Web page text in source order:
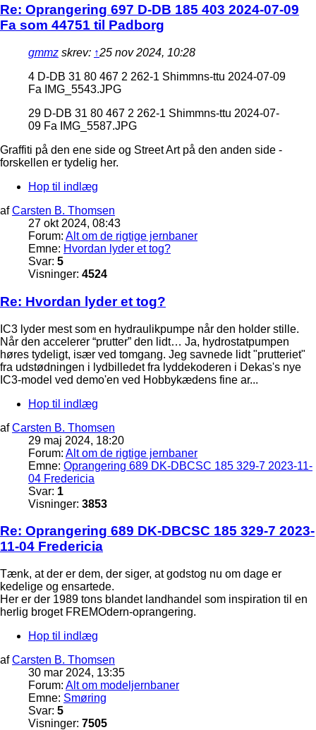
Re: Oprangering 697 D-DB 185 403 2024-07-09
Fa som 44751 til Padborg
gmmz skrev: ↑25 nov 2024, 10:28
4 D-DB 31 80 467 2 262-1 Shimmns-ttu 2024-07-09
Fa IMG_5543.JPG
29 D-DB 31 80 467 2 262-1 Shimmns-ttu 2024-07-
09 Fa IMG_5587.JPG
Graffiti på den ene side og Street Art på den anden side -
forskellen er tydelig her.
Hop til indlæg
afCarsten B. Thomsen
27 okt 2024, 08:43
Forum: Alt om de rigtige jernbaner
Emne: Hvordan lyder et tog?
Svar: 5
Visninger: 4524
Re: Hvordan lyder et tog?
IC3 lyder mest som en hydraulikpumpe når den holder stille.
Når den accelerer “prutter” den lidt… Ja, hydrostatpumpen
høres tydeligt, især ved tomgang. Jeg savnede lidt "prutteriet"
fra udstødningen i lydbilledet fra lyddekoderen i Dekas's nye
IC3-model ved demo'en ved Hobbykædens fine ar...
Hop til indlæg
afCarsten B. Thomsen
29 maj 2024, 18:20
Forum: Alt om de rigtige jernbaner
Emne: Oprangering 689 DK-DBCSC 185 329-7 2023-11-
04 Fredericia
Svar: 1
Visninger: 3853
Re: Oprangering 689 DK-DBCSC 185 329-7 2023-
11-04 Fredericia
Tænk, at der er dem, der siger, at godstog nu om dage er
kedelige og ensartede.
Her er der 1989 tons blandet landhandel som inspiration til en
herlig broget FREMOdern-oprangering.
Hop til indlæg
afCarsten B. Thomsen
30 mar 2024, 13:35
Forum: Alt om modeljernbaner
Emne: Smøring
Svar: 5
Visninger: 7505